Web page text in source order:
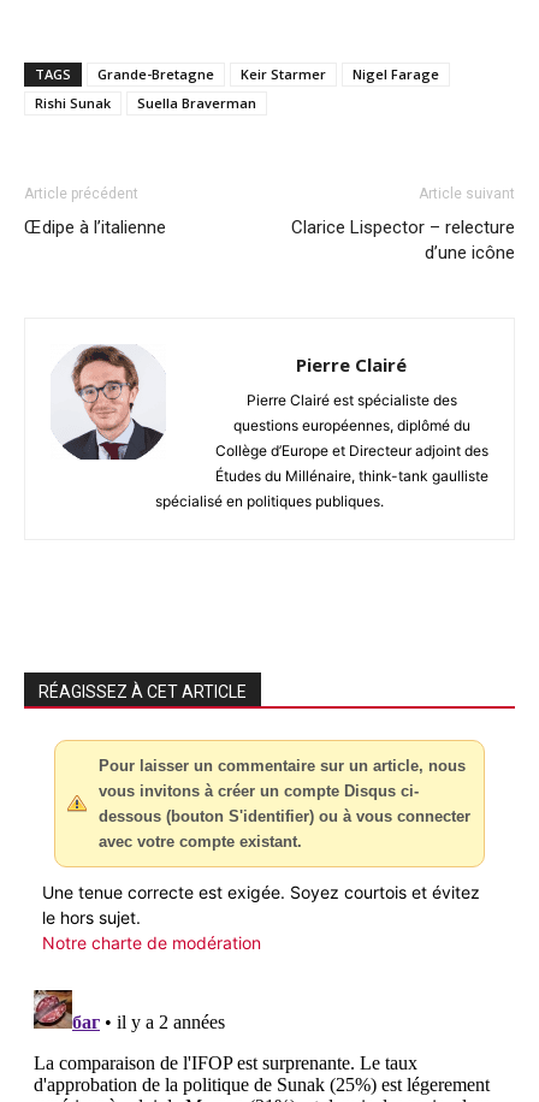
TAGS Grande-Bretagne Keir Starmer
Nigel Farage
Rishi Sunak
Suella Braverman
Article précédent
Œdipe à l’italienne
Article suivant
Clarice Lispector – relecture
d’une icône
Pierre Clairé
Pierre Clairé est spécialiste des
questions européennes, diplômé du
Collège d’Europe et Directeur adjoint des
Études du Millénaire, think-tank gaulliste
spécialisé en politiques publiques.
RÉAGISSEZ À CET ARTICLE
Pour laisser un commentaire sur un article, nous
vous invitons à créer un compte Disqus ci-
dessous (bouton S'identifier) ou à vous connecter
avec votre compte existant.
Une tenue correcte est exigée. Soyez courtois et évitez
le hors sujet.
Notre charte de modération